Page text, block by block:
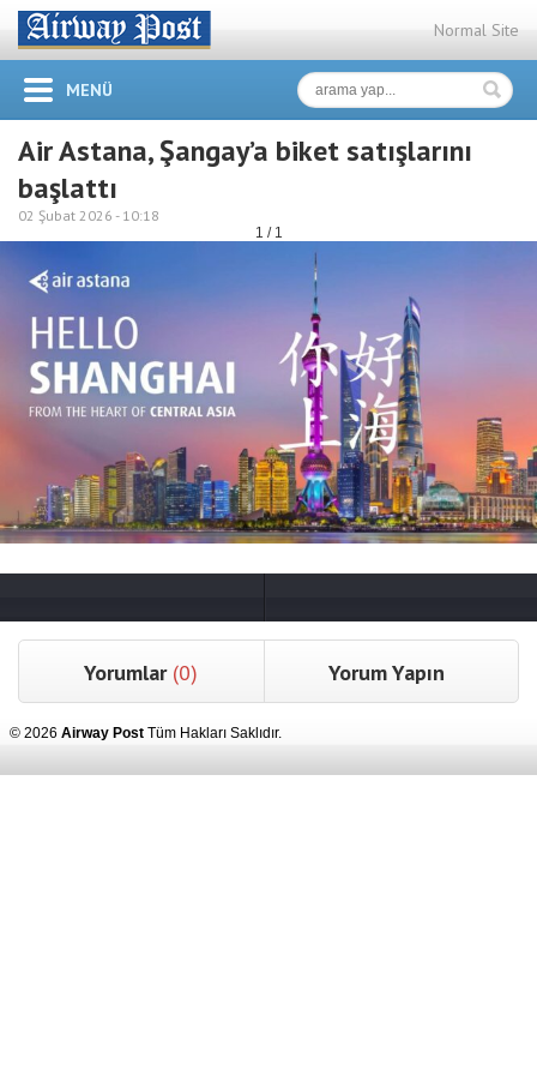
Normal Site
MENÜ
Air Astana, Şangay’a biket satışlarını
başlattı
02 Şubat 2026 - 10:18
1 / 1
Yorumlar (0) Yorum Yapın
© 2026 Airway Post Tüm Hakları Saklıdır.